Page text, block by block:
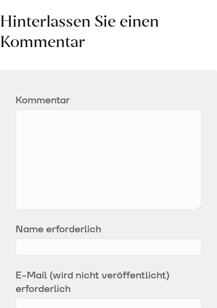
Hinterlassen Sie einen
Kommentar
Kommentar
Name erforderlich
E-Mail (wird nicht veröffentlicht)
erforderlich